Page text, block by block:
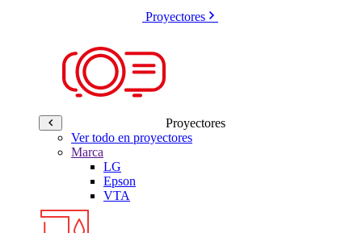
Proyectores
Proyectores
Ver todo en proyectores
Marca
LG
Epson
VTA